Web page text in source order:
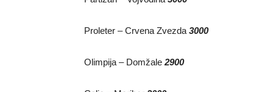
Proleter – Crvena Zvezda 3000
Olimpija – Domžale 2900